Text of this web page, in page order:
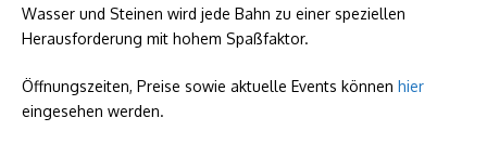
Wasser und Steinen wird jede Bahn zu einer speziellen
Herausforderung mit hohem Spaßfaktor.
Öffnungszeiten, Preise sowie aktuelle Events können hier
eingesehen werden.